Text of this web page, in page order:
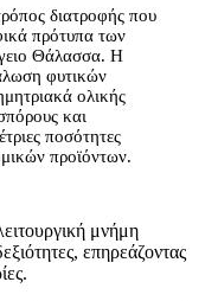
διατροφής που
πρότυπα των
Θάλασσα. Η
φυτικών
ολικής
και
ποσότητες
προϊόντων.
μνήμη
επηρεάζοντας